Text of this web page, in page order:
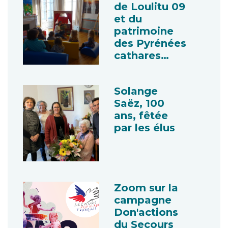
de Loulitu 09
et du
patrimoine
des Pyrénées
cathares…
Solange
Saëz, 100
ans, fêtée
par les élus
Zoom sur la
campagne
Don'actions
du Secours